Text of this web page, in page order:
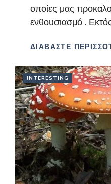
οποίες μας
ενθουσιασμό .
ΔΙΑΒΑΣΤΕ
INTERESTING